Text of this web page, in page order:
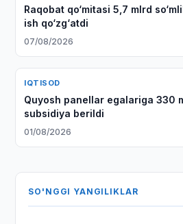
Raqobat qo‘mitasi 5,7 mlrd
ish qo‘zg‘atdi
07/08/2026
IQTISOD
Quyosh panellar egalariga 330
subsidiya berildi
01/08/2026
SO'NGGI YANGILIKLAR